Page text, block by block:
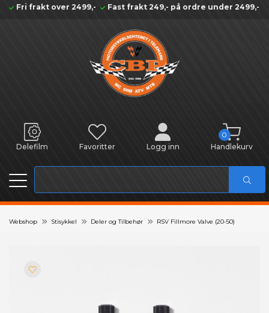
Fri frakt over 2499,- Fast frakt 249,- på ordre under 2499,-
Delefilm Favoritter Logg inn Handlekurv
0
Webshop Stisykkel Deler og Tilbehør RSV Fillmore Valve (20-50)